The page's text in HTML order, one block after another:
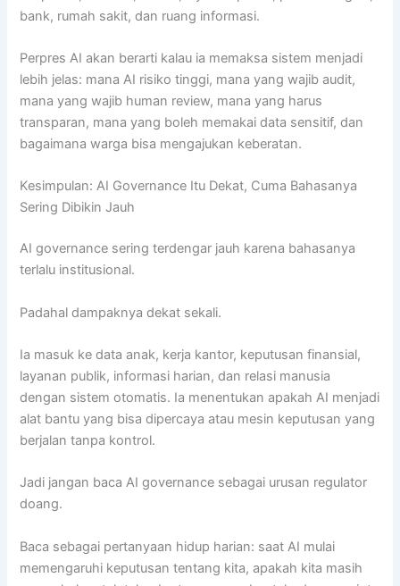
bank, rumah sakit, dan ruang informasi.
Perpres AI akan berarti kalau ia memaksa sistem menjadi
lebih jelas: mana AI risiko tinggi, mana yang wajib audit,
mana yang wajib human review, mana yang harus
transparan, mana yang boleh memakai data sensitif, dan
bagaimana warga bisa mengajukan keberatan.
Kesimpulan: AI Governance Itu Dekat, Cuma Bahasanya
Sering Dibikin Jauh
AI governance sering terdengar jauh karena bahasanya
terlalu institusional.
Padahal dampaknya dekat sekali.
Ia masuk ke data anak, kerja kantor, keputusan finansial,
layanan publik, informasi harian, dan relasi manusia
dengan sistem otomatis. Ia menentukan apakah AI menjadi
alat bantu yang bisa dipercaya atau mesin keputusan yang
berjalan tanpa kontrol.
Jadi jangan baca AI governance sebagai urusan regulator
doang.
Baca sebagai pertanyaan hidup harian: saat AI mulai
memengaruhi keputusan tentang kita, apakah kita masih